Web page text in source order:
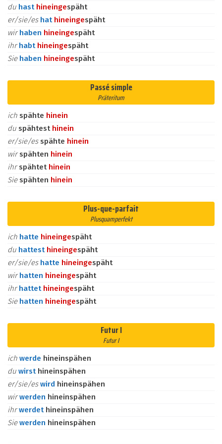
du hast hineingespäht
er/sie/es hat hineingespäht
wirhaben hineingespäht
ihrhabt hineingespäht
Sie haben hineingespäht
Passé simple
Präteritum
ich spähte hinein
du spähtest hinein
er/sie/es spähte hinein
wirspähten hinein
ihrspähtet hinein
Sie spähten hinein
Plus-que-parfait
Plusquamperfekt
ich hatte hineingespäht
du hattest hineingespäht
er/sie/es hatte hineingespäht
wirhatten hineingespäht
ihrhattet hineingespäht
Sie hatten hineingespäht
Futur I
Futur I
ich werde hineinspähen
du wirst hineinspähen
er/sie/eswird hineinspähen
wirwerden hineinspähen
ihrwerdet hineinspähen
Siewerden hineinspähen